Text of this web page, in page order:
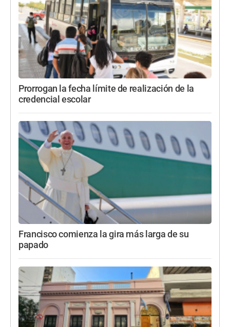
Prorrogan la fecha límite de realización de la
credencial escolar
Francisco comienza la gira más larga de su
papado